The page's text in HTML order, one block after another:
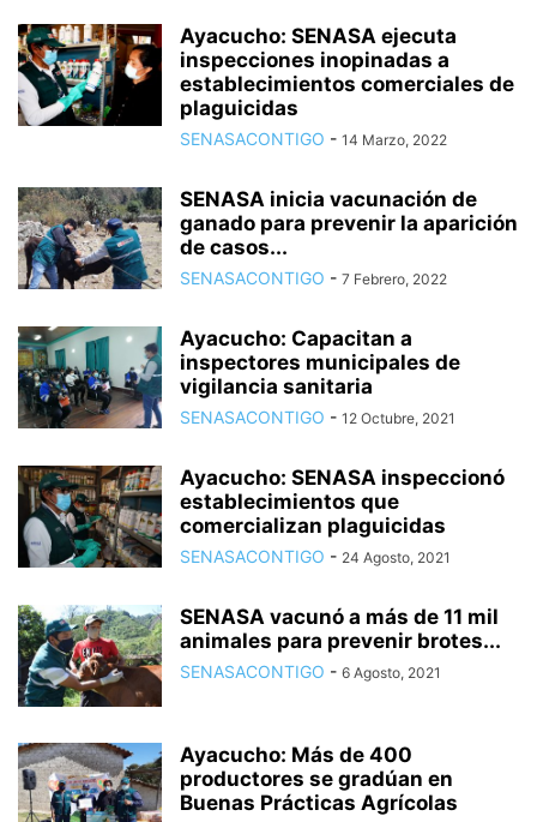
Ayacucho: SENASA ejecuta
inspecciones inopinadas a
establecimientos comerciales de
plaguicidas
SENASACONTIGO - 14 Marzo, 2022
SENASA inicia vacunación de
ganado para prevenir la aparición
de casos...
SENASACONTIGO - 7 Febrero, 2022
Ayacucho: Capacitan a
inspectores municipales de
vigilancia sanitaria
SENASACONTIGO - 12 Octubre, 2021
Ayacucho: SENASA inspeccionó
establecimientos que
comercializan plaguicidas
SENASACONTIGO - 24 Agosto, 2021
SENASA vacunó a más de 11 mil
animales para prevenir brotes...
SENASACONTIGO - 6 Agosto, 2021
Ayacucho: Más de 400
productores se gradúan en
Buenas Prácticas Agrícolas